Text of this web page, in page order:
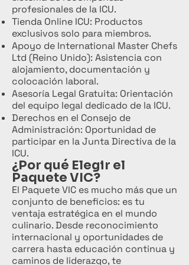
profesionales de la ICU.
Tienda Online ICU: Productos
exclusivos solo para miembros.
Apoyo de International Master Chefs
Ltd (Reino Unido): Asistencia con
alojamiento, documentación y
colocación laboral.
Asesoría Legal Gratuita: Orientación
del equipo legal dedicado de la ICU.
Derechos en el Consejo de
Administración: Oportunidad de
participar en la Junta Directiva de la
ICU.
¿Por qué Elegir el
Paquete VIC?
El Paquete VIC es mucho más que un
conjunto de beneficios: es tu
ventaja estratégica en el mundo
culinario. Desde reconocimiento
internacional y oportunidades de
carrera hasta educación continua y
caminos de liderazgo, te